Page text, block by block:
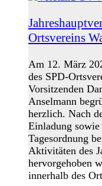
Ortsvereins
Am 12. März
des SPD-
Vorsitzenden
Anselmann
herzlich. Nach
Einladung
Tagesordnung
Aktivitäten des
hervorgehoben
innerhalb des